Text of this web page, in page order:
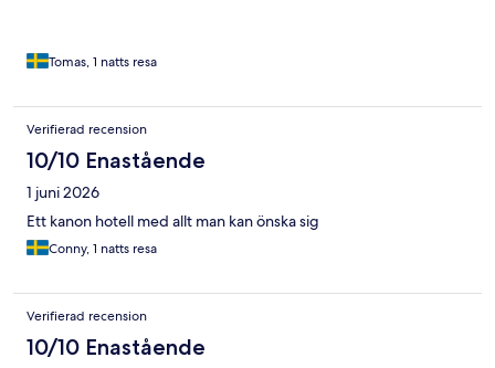
Tomas, 1 natts resa
Verifierad recension
10/10 Enastående
1 juni 2026
Ett kanon hotell med allt man kan önska sig
Conny, 1 natts resa
Verifierad recension
10/10 Enastående